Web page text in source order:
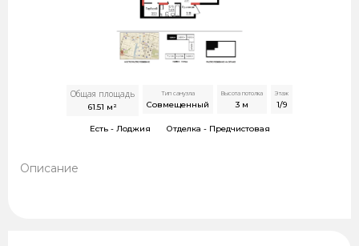
Общая площадь
61.51 м²
Тип санузла
Совмещенный
Высота потолка
3 м
Этаж
1/9
Есть - Лоджия Отделка - Предчистовая
Описание